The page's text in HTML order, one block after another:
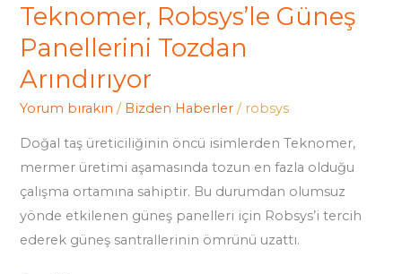
Teknomer, Robsys’le Güneş
Panellerini Tozdan
Arındırıyor
Yorum bırakın / Bizden Haberler / robsys
Doğal taş üreticiliğinin öncü isimlerden Teknomer,
mermer üretimi aşamasında tozun en fazla olduğu
çalışma ortamına sahiptir. Bu durumdan olumsuz
yönde etkilenen güneş panelleri için Robsys’i tercih
ederek güneş santrallerinin ömrünü uzattı.